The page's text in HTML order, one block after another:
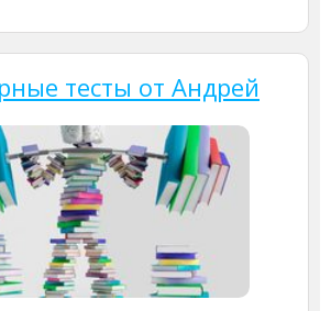
тесты от Андрей